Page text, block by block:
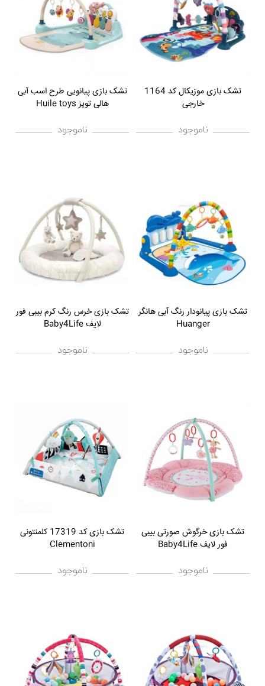
تشک بازی موزیکال کد 1164
خارجی
ناموجود
تشک بازی پیانویی طرح اسب آبی
هالی تویز Huile toys
ناموجود
تشک بازی پیانودار رنگ آبی هانگر
Huanger
ناموجود
تشک بازی خرس رنگ کرم بیبی فور
لایف Baby4Life
ناموجود
تشک بازی خرگوش صورتی بیبی
فور لایف Baby4Life
ناموجود
تشک بازی کد 17319 کلمنتونی
Clementoni
ناموجود